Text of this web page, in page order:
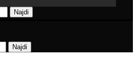
Najdi
Najdi